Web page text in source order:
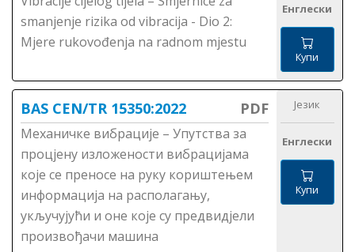
smanjenje rizika od vibracija - Dio 2:
Mjere rukovođenja na radnom mjestu
Енглески
Купи
BAS CEN/TR 15350:2022 PDF
Механичке вибрације – Упутства за
процјену изложености вибрацијама
које се преносе на руку кориштењем
информација на располагању,
укључујући и оне које су предвидјели
произвођачи машина
Језик
Енглески
Купи